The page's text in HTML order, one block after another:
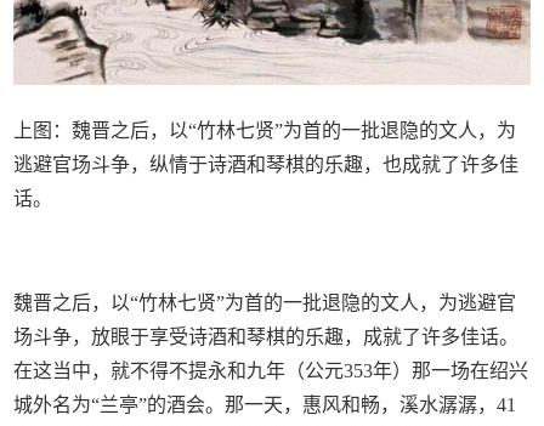
上图：魏晋之后，以“竹林七贤”为首的一批退隐的文人，为
逃避官场斗争，纵情于诗酒和琴棋的乐趣，也成就了许多佳
话。
魏晋之后，以“竹林七贤”为首的一批退隐的文人，为逃避官
场斗争，放眼于享受诗酒和琴棋的乐趣，成就了许多佳话。
在这当中，就不得不提永和九年（公元353年）那一场在绍兴
城外名为“兰亭”的酒会。那一天，惠风和畅，溪水潺潺，41